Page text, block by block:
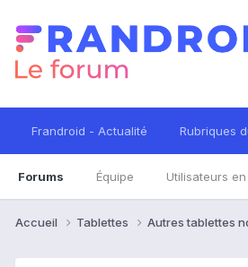
Frandroid - Actualité Rubriques
Forums Équipe Utilisateurs
Accueil Tablettes Autres tablettes